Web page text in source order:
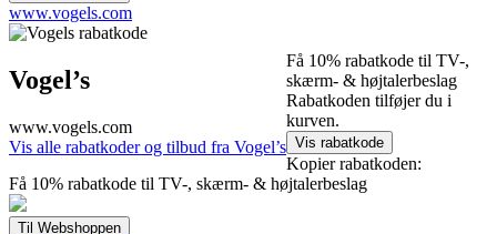
www.vogels.com
Vogel’s
www.vogels.com
Vis alle rabatkoder og tilbud fra Vogel’s
Få 10% rabatkode til TV-,
skærm- & højtalerbeslag
Rabatkoden tilføjer du i
kurven.
Kopier rabatkoden:
Få 10% rabatkode til TV-, skærm- & højtalerbeslag